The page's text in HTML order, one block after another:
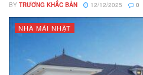
BY TRƯƠNG KHẮC BẢN 12/12/2025 0
NHÀ MÁI NHẬT